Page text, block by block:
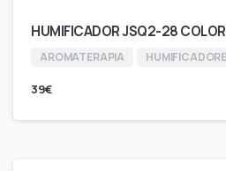
HUMIFICADOR JSQ2-28
AROMATERAPIA
39€